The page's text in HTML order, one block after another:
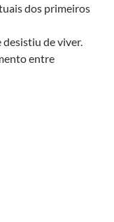
dos primeiros
desistiu de viver.
entre